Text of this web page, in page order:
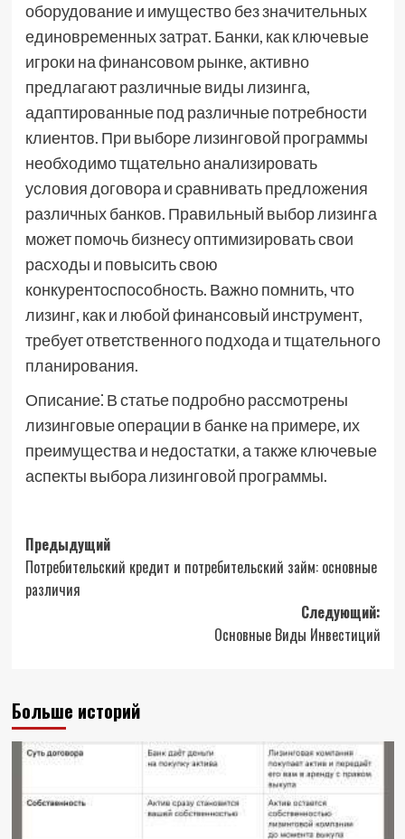
оборудование и имущество без значительных
единовременных затрат. Банки, как ключевые
игроки на финансовом рынке, активно
предлагают различные виды лизинга,
адаптированные под различные потребности
клиентов. При выборе лизинговой программы
необходимо тщательно анализировать
условия договора и сравнивать предложения
различных банков. Правильный выбор лизинга
может помочь бизнесу оптимизировать свои
расходы и повысить свою
конкурентоспособность. Важно помнить, что
лизинг, как и любой финансовый инструмент,
требует ответственного подхода и тщательного
планирования.
Описание⁚ В статье подробно рассмотрены
лизинговые операции в банке на примере, их
преимущества и недостатки, а также ключевые
аспекты выбора лизинговой программы.
Навигация
записи
Предыдущий
Потребительский кредит и потребительский займ: основные
различия
Следующий:
Основные Виды Инвестиций
Больше историй